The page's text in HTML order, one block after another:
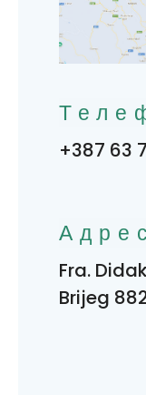
+387 63
Адрес
Fra.
Brijeg